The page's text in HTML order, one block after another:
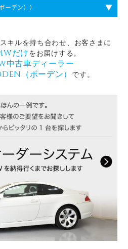
ーデン）） ▼
キルを持ち合わせ、 お客さまに
だけをお届けする。
中古車ディーラー
（ボーデン）
です。